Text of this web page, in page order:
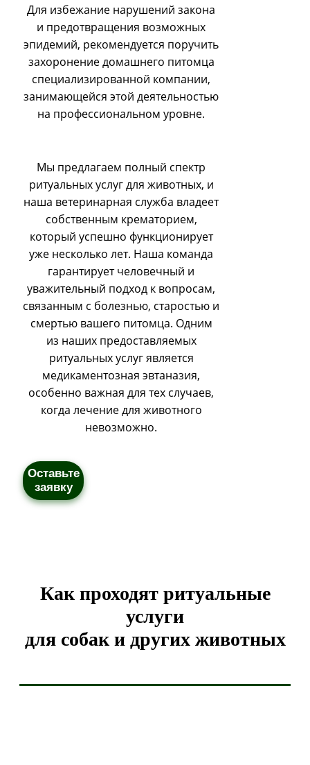
Для избежание нарушений закона
и предотвращения возможных
эпидемий, рекомендуется поручить
захоронение домашнего питомца
специализированной компании,
занимающейся этой деятельностью
на профессиональном уровне.
Мы предлагаем полный спектр
ритуальных услуг для животных, и
наша ветеринарная служба владеет
собственным крематорием,
который успешно функционирует
уже несколько лет. Наша команда
гарантирует человечный и
уважительный подход к вопросам,
связанным с болезнью, старостью и
смертью вашего питомца. Одним
из наших предоставляемых
ритуальных услуг является
медикаментозная эвтаназия,
особенно важная для тех случаев,
когда лечение для животного
невозможно.
Оставьте
заявку
Как проходят ритуальные
услуги
для собак и других животных